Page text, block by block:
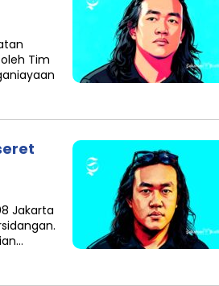
Tim
Jakarta